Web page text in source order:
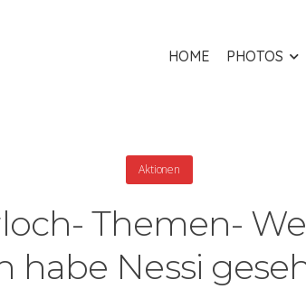
HOME PHOTOS
Aktionen
Themen-
habe Nessi